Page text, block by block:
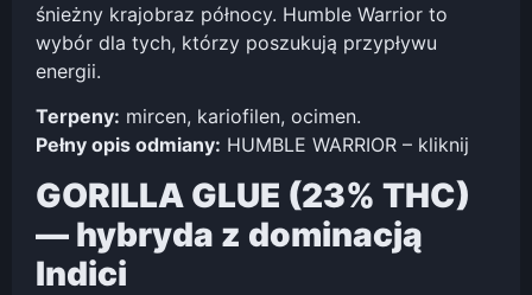
śnieżny krajobraz północy. Humble Warrior to
wybór dla tych, którzy poszukują przypływu
energii.
Terpeny: mircen, kariofilen, ocimen.
Pełny opis odmiany: HUMBLE WARRIOR – kliknij
GORILLA GLUE (23% THC)
— hybryda z dominacją
Indici